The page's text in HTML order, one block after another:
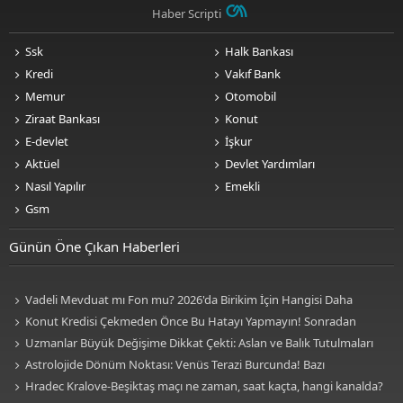
Haber Scripti
Ssk
Kredi
Memur
Ziraat Bankası
E-devlet
Aktüel
Nasıl Yapılır
Gsm
Halk Bankası
Vakıf Bank
Otomobil
Konut
İşkur
Devlet Yardımları
Emekli
Günün Öne Çıkan Haberleri
Vadeli Mevduat mı Fon mu? 2026'da Birikim İçin Hangisi Daha
Avantajlı? Nelere Dikkat Edilmeli?
Konut Kredisi Çekmeden Önce Bu Hatayı Yapmayın! Sonradan
Pişman Olabilirsiniz
Uzmanlar Büyük Değişime Dikkat Çekti: Aslan ve Balık Tutulmaları
Neleri Değiştirecek?
Astrolojide Dönüm Noktası: Venüs Terazi Burcunda! Bazı
Sektörlerde Dengeler Değişecek...
Hradec Kralove-Beşiktaş maçı ne zaman, saat kaçta, hangi kanalda?